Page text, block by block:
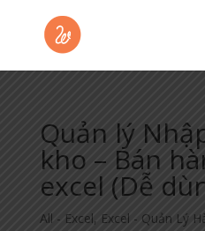
Quản lý
kho – Bán
excel (Dễ
All - Excel, Excel - Quản Lý